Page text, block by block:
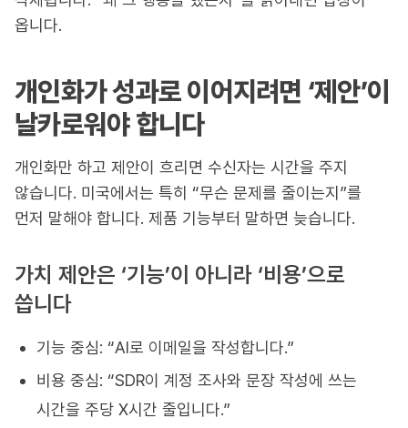
옵니다.
개인화가 성과로 이어지려면 ‘제안’이
날카로워야 합니다
개인화만 하고 제안이 흐리면 수신자는 시간을 주지
않습니다. 미국에서는 특히 “무슨 문제를 줄이는지”를
먼저 말해야 합니다. 제품 기능부터 말하면 늦습니다.
가치 제안은 ‘기능’이 아니라 ‘비용’으로
씁니다
기능 중심: “AI로 이메일을 작성합니다.”
비용 중심: “SDR이 계정 조사와 문장 작성에 쓰는
시간을 주당 X시간 줄입니다.”